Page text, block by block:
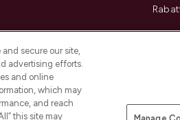
Pay Securely With
secure our site,
advertising efforts.
and online
which may
and reach
this site may